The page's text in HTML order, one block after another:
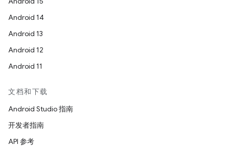
Android 14
Android 13
Android 12
Android 11
文档和下载
Android Studio 指南
开发者指南
API 参考